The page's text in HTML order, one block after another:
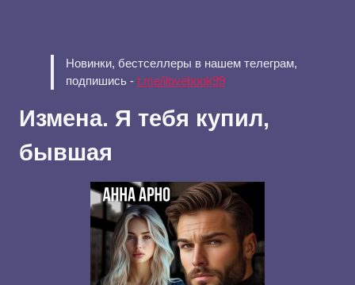
Новинки, бестселлеры в нашем телеграм,
подпишись - t.me/ilovebook99
Измена. Я тебя купил,
бывшая